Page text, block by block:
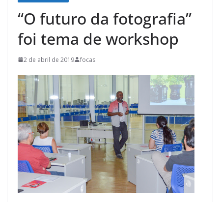
“O futuro da fotografia”
foi tema de workshop
2 de abril de 2019 focas